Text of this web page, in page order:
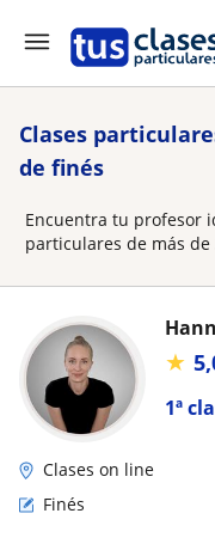
Clases
de finés
Encuentra tu profesor
particulares de más de
1ª
★
Clases on line
Finés